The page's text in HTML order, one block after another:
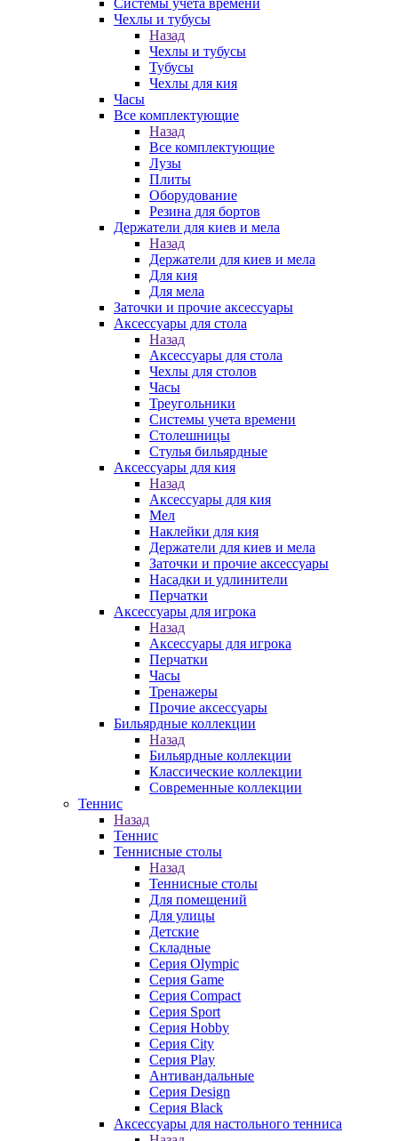
Системы учета времени
Чехлы и тубусы
Назад
Чехлы и тубусы
Тубусы
Чехлы для кия
Часы
Все комплектующие
Назад
Все комплектующие
Лузы
Плиты
Оборудование
Резина для бортов
Держатели для киев и мела
Назад
Держатели для киев и мела
Для кия
Для мела
Заточки и прочие аксессуары
Аксессуары для стола
Назад
Аксессуары для стола
Чехлы для столов
Часы
Треугольники
Системы учета времени
Столешницы
Стулья бильярдные
Аксессуары для кия
Назад
Аксессуары для кия
Мел
Наклейки для кия
Держатели для киев и мела
Заточки и прочие аксессуары
Насадки и удлинители
Перчатки
Аксессуары для игрока
Назад
Аксессуары для игрока
Перчатки
Часы
Тренажеры
Прочие аксессуары
Бильярдные коллекции
Назад
Бильярдные коллекции
Классические коллекции
Современные коллекции
Теннис
Назад
Теннис
Теннисные столы
Назад
Теннисные столы
Для помещений
Для улицы
Детские
Складные
Серия Olympic
Серия Game
Серия Compact
Серия Sport
Серия Hobby
Серия City
Серия Play
Антивандальные
Серия Design
Серия Black
Аксессуары для настольного тенниса